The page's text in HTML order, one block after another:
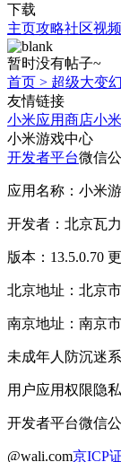
下载
主页攻略社区视频
暂时没有帖子~
首页 > 超级大变幻
友情链接
小米应用商店小
小米游戏中心
开发者平台微信
应用名称：小米
开发者：北京瓦
版本：13.5.0.70
北京地址：北京
南京地址：南京
未成年人防沉迷
用户应用权限隐
开发者平台微信
@wali.com京ICP